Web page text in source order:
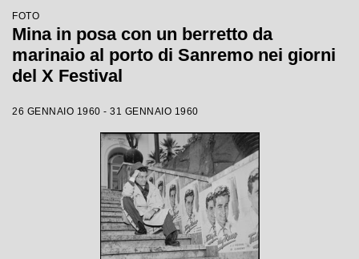
FOTO
Mina in posa con un berretto da
marinaio al porto di Sanremo nei giorni
del X Festival
26 GENNAIO 1960 - 31 GENNAIO 1960